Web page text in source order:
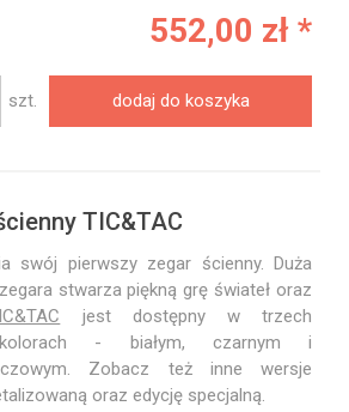
552,00 zł *
szt. dodaj do koszyka
TIC&TAC
swój pierwszy zegar ścienny. Duża
stwarza piękną grę świateł oraz
jest dostępny w trzech
kolorach - białym, czarnym i
Zobacz też inne wersje
oraz edycję specjalną.